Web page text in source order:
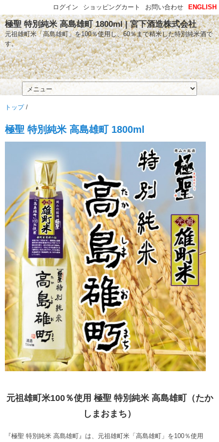
極聖 特別純米 高島雄町 1800ml | 宮下酒造株式会社
元祖雄町米「高島雄町」を100％使用し、60％まで精米した特別純米酒で
す。
トップ/
極聖 特別純米 高島雄町 1800ml
元祖雄町米100％使用 極聖 特別純米 高島雄町（たか
しまおまち）
『極聖 特別純米 高島雄町』は、元祖雄町米「高島雄町」を100％使用
ENGLISH
お問い合わせ
ショッピングカート
ログイン